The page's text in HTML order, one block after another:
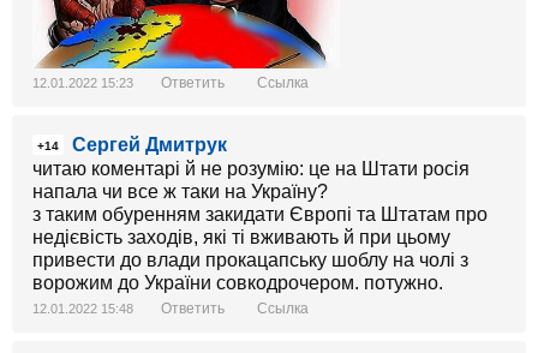
12.01.2022 15:23 Ответить Ссылка
+14
Сергей Дмитрук
читаю коментарі й не розумію: це на Штати росія
напала чи все ж таки на Україну?
з таким обуренням закидати Європі та Штатам про
недієвість заходів, які ті вживають й при цьому
привести до влади прокацапську шоблу на чолі з
ворожим до України совкодрочером. потужно.
12.01.2022 15:48 Ответить Ссылка